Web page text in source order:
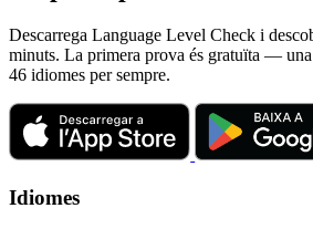
Descarrega Language Level Check i
minuts. La primera prova és gratuïta —
46 idiomes per sempre.
Idiomes